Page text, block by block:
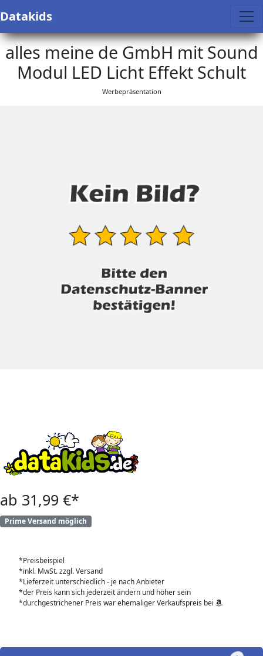
Datakids
alles meine de GmbH mit Sound
Modul LED Licht Effekt Schult
Werbepräsentation
ab 31,99 €*
Prime Versand möglich
*Preisbeispiel
*inkl. MwSt. zzgl. Versand
*Lieferzeit unterschiedlich - je nach Anbieter
*der Preis kann sich jederzeit ändern und höher sein
*durchgestrichener Preis war ehemaliger Verkaufspreis bei